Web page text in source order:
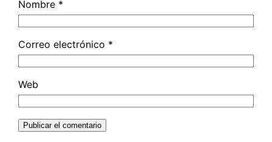
Nombre *
Correo electrónico *
Web